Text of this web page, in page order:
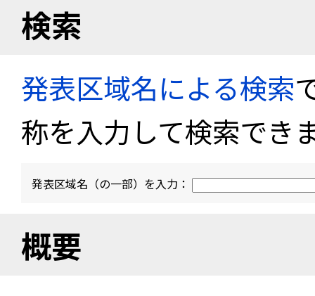
検索
発表区域名による検索
称を入力して検索でき
発表区域名（の一部）を入力：
概要